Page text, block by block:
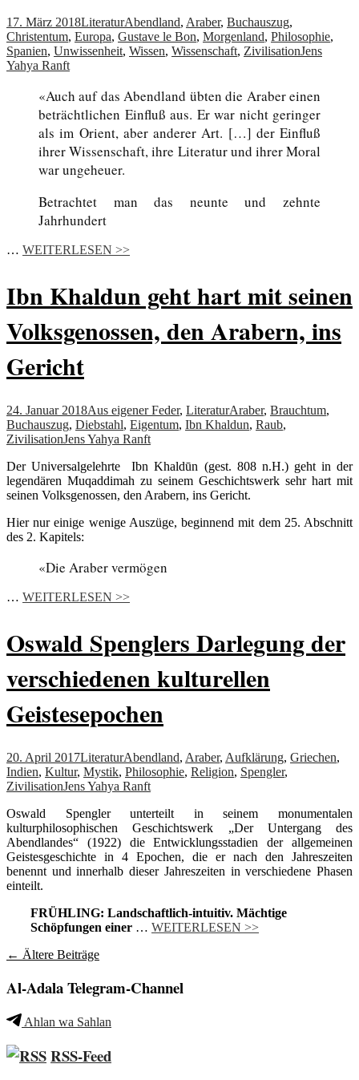
17. März 2018LiteraturAbendland, Araber, Buchauszug,
Christentum, Europa, Gustave le Bon, Morgenland, Philosophie,
Spanien, Unwissenheit, Wissen, Wissenschaft, ZivilisationJens
Yahya Ranft
«Auch auf das Abendland übten die Araber einen
beträchtlichen Einfluß aus. Er war nicht geringer
als im Orient, aber anderer Art. […] der Einfluß
ihrer Wissenschaft, ihre Literatur und ihrer Moral
war ungeheuer.
Betrachtet man das neunte und zehnte
Jahrhundert
… WEITERLESEN >>
Ibn Khaldun geht hart mit seinen
Volksgenossen, den Arabern, ins
Gericht
24. Januar 2018Aus eigener Feder, LiteraturAraber, Brauchtum,
Buchauszug, Diebstahl, Eigentum, Ibn Khaldun, Raub,
ZivilisationJens Yahya Ranft
Der Universalgelehrte Ibn Khaldūn (gest. 808 n.H.) geht in der
legendären Muqaddimah zu seinem Geschichtswerk sehr hart mit
seinen Volksgenossen, den Arabern, ins Gericht.
Hier nur einige wenige Auszüge, beginnend mit dem 25. Abschnitt
des 2. Kapitels:
«Die Araber vermögen
… WEITERLESEN >>
Oswald Spenglers Darlegung der
verschiedenen kulturellen
Geistesepochen
20. April 2017LiteraturAbendland, Araber, Aufklärung, Griechen,
Indien, Kultur, Mystik, Philosophie, Religion, Spengler,
ZivilisationJens Yahya Ranft
Oswald Spengler unterteilt in seinem monumentalen
kulturphilosophischen Geschichtswerk „Der Untergang des
Abendlandes“ (1922) die Entwicklungsstadien der allgemeinen
Geistesgeschichte in 4 Epochen, die er nach den Jahreszeiten
benennt und innerhalb dieser Jahreszeiten in verschiedene Phasen
einteilt.
FRÜHLING: Landschaftlich-intuitiv. Mächtige
Schöpfungen einer … WEITERLESEN >>
Beitragsnavigation
← Ältere Beiträge
Al-Adala Telegram-Channel
Ahlan wa Sahlan
RSS-Feed